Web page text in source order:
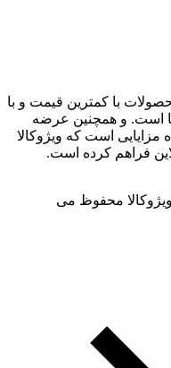
با کمترین قیمت و با
است. و همچنین عرضه
است که ویژوکالا
فراهم کرده است.
محفوظ می